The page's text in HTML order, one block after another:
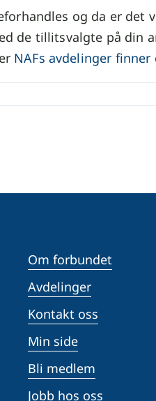
og da er
de tillitsvalgte på din
NAFs avdelinger finner
Om forbundet
Avdelinger
Kontakt oss
Min side
Bli medlem
Jobb hos oss